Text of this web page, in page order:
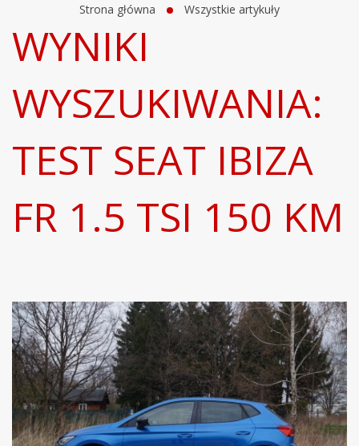
Strona główna Wszystkie artykuły
WYNIKI
WYSZUKIWANIA:
TEST SEAT IBIZA
FR 1.5 TSI 150 KM